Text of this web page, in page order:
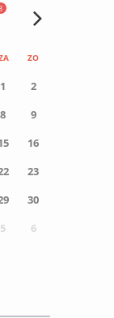
ZO
1
2
8
9
16
23
30
5 6